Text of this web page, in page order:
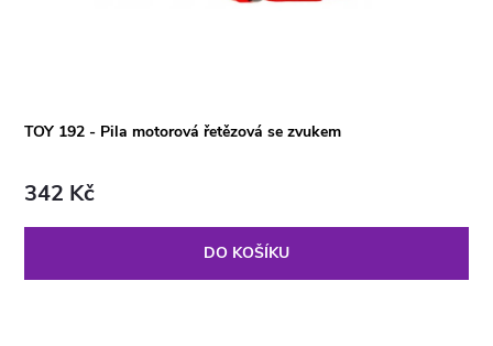
TOY 192 - Pila motorová řetězová se zvukem
342 Kč
DO KOŠÍKU